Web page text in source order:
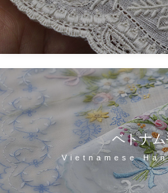
ベトナ
Vietnamese